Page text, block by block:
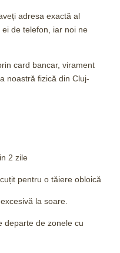
adresa exactă al
de telefon, iar noi ne
card bancar, virament
noastră fizică din Cluj-
2 zile
pentru o tăiere obloică
la soare.
departe de zonele cu